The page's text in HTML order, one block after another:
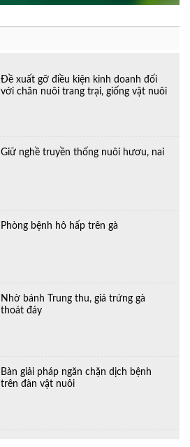
Đề xuất gỡ điều kiện kinh doanh đối
với chăn nuôi trang trại, giống vật nuôi
Giữ nghề truyền thống nuôi hươu, nai
Phòng bệnh hô hấp trên gà
Nhờ bánh Trung thu, giá trứng gà
thoát đáy
Bàn giải pháp ngăn chặn dịch bệnh
trên đàn vật nuôi